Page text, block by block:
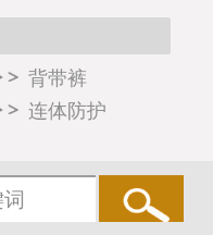
背带裤
连体防护